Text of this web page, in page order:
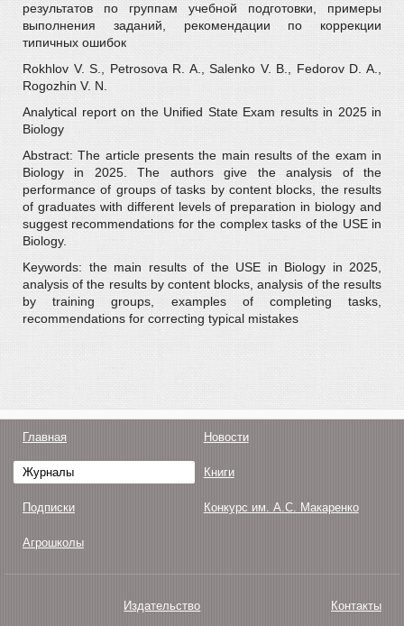
результатов по группам учебной подготовки, примеры
выполнения заданий, рекомендации по коррекции
типичных ошибок
Rokhlov V. S., Petrosova R. A., Salenko V. B., Fedorov D. A.,
Rogozhin V. N.
Analytical report on the Unified State Exam results in 2025 in
Biology
Abstract: The article presents the main results of the exam in
Biology in 2025. The authors give the analysis of the
performance of groups of tasks by content blocks, the results
of graduates with different levels of preparation in biology and
suggest recommendations for the complex tasks of the USE in
Biology.
Keywords: the main results of the USE in Biology in 2025,
analysis of the results by content blocks, analysis of the results
by training groups, examples of completing tasks,
recommendations for correcting typical mistakes
Главная Новости
Журналы Книги
Подписки Конкурс им. А.С. Макаренко
Агрошколы
Издательство Контакты